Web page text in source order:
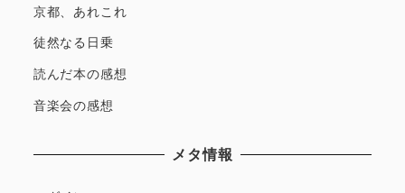
京都、あれこれ
徒然なる日乗
読んだ本の感想
音楽会の感想
メタ情報